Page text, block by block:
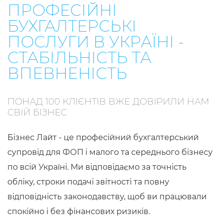
ПРОФЕСІЙНІ
БУХГАЛТЕРСЬКІ
ПОСЛУГИ В УКРАЇНІ -
СТАБІЛЬНІСТЬ ТА
ВПЕВНЕНІСТЬ
ПОНАД 100 КЛІЄНТІВ ВЖЕ ДОВІРИЛИ НАМ
СВІЙ БІЗНЕС
Бізнес Лайт - це професійний бухгалтерський
супровід для ФОП і малого та середнього бізнесу
по всій Україні. Ми відповідаємо за точність
обліку, строки подачі звітності та повну
відповідність законодавству, щоб ви працювали
спокійно і без фінансових ризиків.